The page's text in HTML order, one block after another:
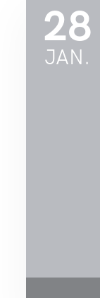
28
JAN.